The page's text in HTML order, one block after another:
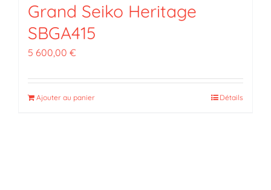
Grand Seiko Heritage
SBGA415
5 600,00 €
Ajouter au panier Détails